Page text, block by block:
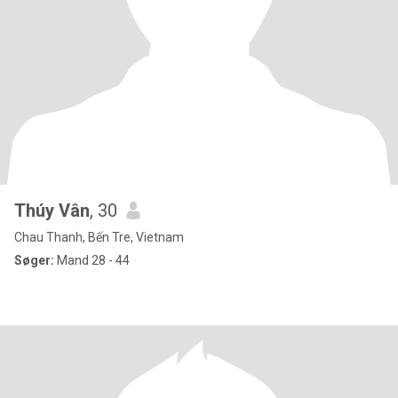
Thúy Vân, 30
Chau Thanh, Bến Tre, Vietnam
Søger: Mand 28 - 44